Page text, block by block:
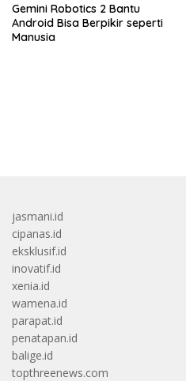
Gemini Robotics 2 Bantu
Android Bisa Berpikir seperti
Manusia
jasmani.id
cipanas.id
eksklusif.id
inovatif.id
xenia.id
wamena.id
parapat.id
penatapan.id
balige.id
topthreenews.com